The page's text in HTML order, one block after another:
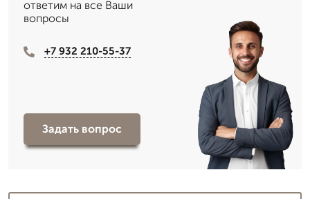
ответим на все Ваши
вопросы
+7 932 210-55-37
Задать вопрос